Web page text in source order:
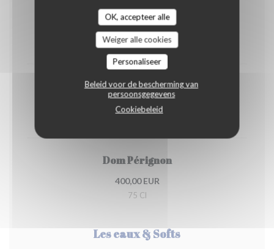
OK, accepteer alle
Weiger alle cookies
Personaliseer
Beleid voor de bescherming van
persoonsgegevens
Cookiebeleid
Veuve Clicquot Ponsardin Carte Jaune
145,00 EUR
75 Cl
Moet & Chandon Brut Imperial
125,00 EUR
Dom Pérignon
400,00 EUR
75 Cl
Les eaux & Softs